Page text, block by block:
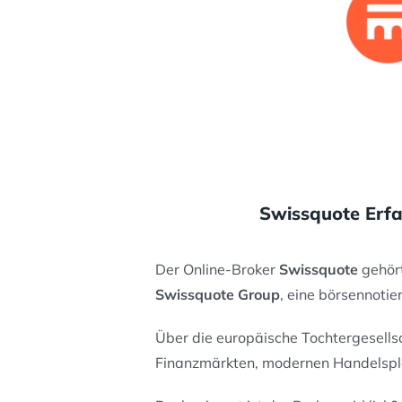
Swissquote
Der Online-Broker Swissquote
Swissquote Group, eine
Über die europäische
Finanzmärkten, modernen